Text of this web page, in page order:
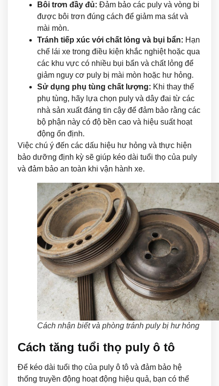
Bôi trơn đầy đủ: Đảm bảo các puly và vòng bi
được bôi trơn đúng cách để giảm ma sát và
mài mòn.
Tránh tiếp xúc với chất lỏng và bụi bẩn: Hạn
chế lái xe trong điều kiện khắc nghiệt hoặc qua
các khu vực có nhiều bụi bẩn và chất lỏng để
giảm nguy cơ puly bị mài mòn hoặc hư hỏng.
Sử dụng phụ tùng chất lượng: Khi thay thế
phụ tùng, hãy lựa chọn puly và dây đai từ các
nhà sản xuất đáng tin cậy để đảm bảo rằng các
bộ phận này có độ bền cao và hiệu suất hoạt
động ổn định.
Việc chú ý đến các dấu hiệu hư hỏng và thực hiện
bảo dưỡng định kỳ sẽ giúp kéo dài tuổi thọ của puly
và đảm bảo an toàn khi vận hành xe.
Cách nhận biết và phòng tránh puly bị hư hỏng
Cách tăng tuổi thọ puly ô tô
Để kéo dài tuổi thọ của puly ô tô và đảm bảo hệ
thống truyền động hoạt động hiệu quả, bạn có thể